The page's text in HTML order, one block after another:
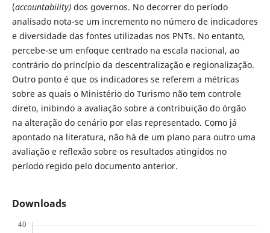
(accountability) dos governos. No decorrer do período
analisado nota-se um incremento no número de indicadores
e diversidade das fontes utilizadas nos PNTs. No entanto,
percebe-se um enfoque centrado na escala nacional, ao
contrário do princípio da descentralização e regionalização.
Outro ponto é que os indicadores se referem a métricas
sobre as quais o Ministério do Turismo não tem controle
direto, inibindo a avaliação sobre a contribuição do órgão
na alteração do cenário por elas representado. Como já
apontado na literatura, não há de um plano para outro uma
avaliação e reflexão sobre os resultados atingidos no
período regido pelo documento anterior.
Downloads